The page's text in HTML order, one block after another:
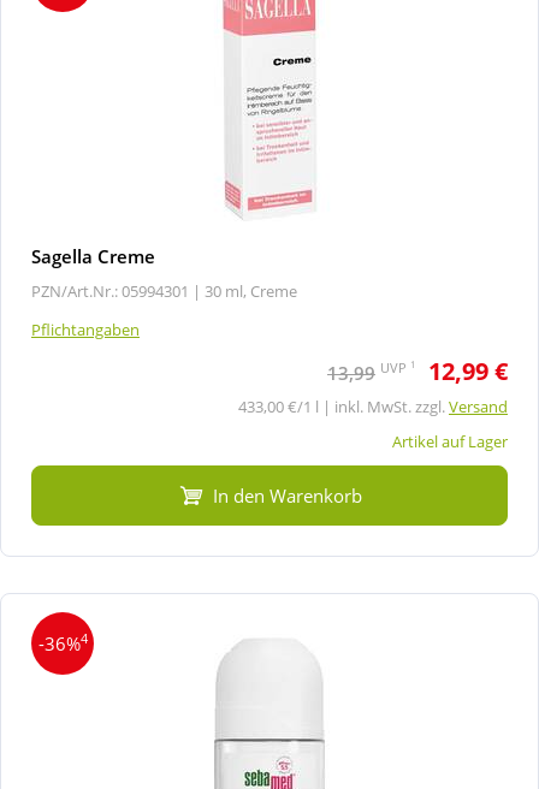
Sagella Creme
PZN/Art.Nr.: 05994301 | 30 ml, Creme
Pflichtangaben
13,99 UVP 1 12,99 €
433,00 €/1 l | inkl. MwSt. zzgl.Versand
Artikel auf Lager
In den Warenkorb
-36%4